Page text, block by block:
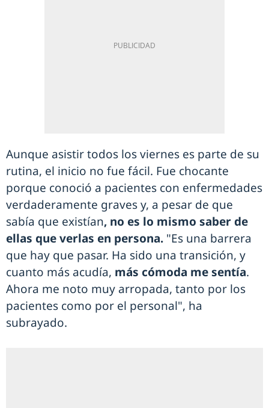
Aunque asistir todos los viernes es parte de su
rutina, el inicio no fue fácil. Fue chocante
porque conoció a pacientes con enfermedades
verdaderamente graves y, a pesar de que
sabía que existían, no es lo mismo saber de
ellas que verlas en persona. "Es una barrera
que hay que pasar. Ha sido una transición, y
cuanto más acudía, más cómoda me sentía.
Ahora me noto muy arropada, tanto por los
pacientes como por el personal", ha
subrayado.